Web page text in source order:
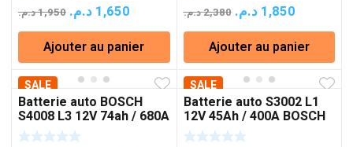
1,950د.م.
Le
prix
initial
était :
1,650 د.م.
prix
actuel
est :
1,650 د.م..
Ajouter au panier
2,380د.م.
Le
prix
initial
était :
1,850 د.م.
Le
prix
actuel
est :
Ajouter au panier
SALE
Batterie auto BOSCH
S4008 L3 12V 74ah / 680A
SALE
Batterie auto S3002 L1
12V 45Ah / 400A BOSCH